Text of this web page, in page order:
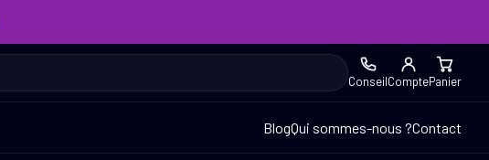
ConseilComptePanier
BlogQui sommes-nous ?Contact